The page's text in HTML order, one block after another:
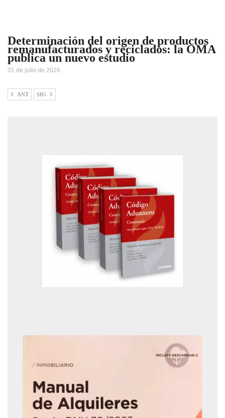
Determinación del origen de productos
remanufacturados y reciclados: la OMA
publica un nuevo estudio
31 de julio de 2026
ANT SIG